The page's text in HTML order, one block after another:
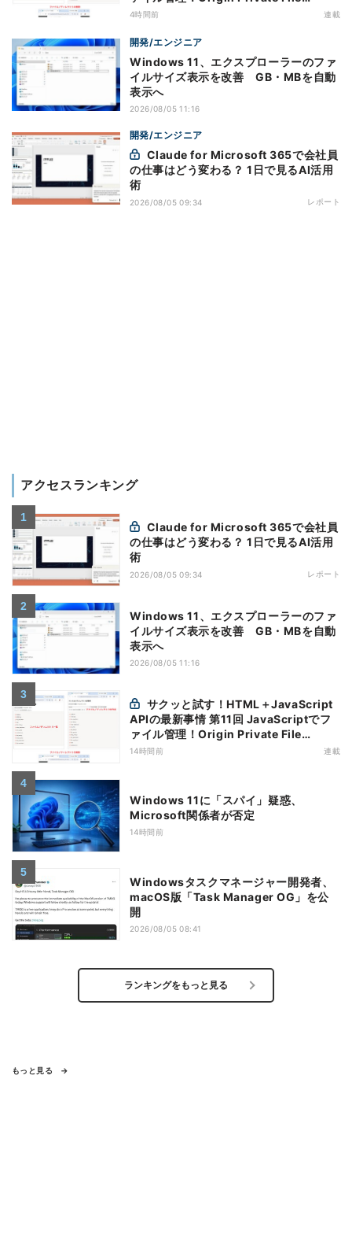
Systemを活用する
4時間前 連載
開発/エンジニア
Windows 11、エクスプローラーのファ
イルサイズ表示を改善 GB・MBを自動
表示へ
2026/08/05 11:16
開発/エンジニア
の仕事はどう変わる？ 1日で見るAI活用
術
2026/08/05 09:34 レポート
アクセスランキング
の仕事はどう変わる？ 1日で見るAI活用
術
2026/08/05 09:34 レポート
Windows 11、エクスプローラーのファ
イルサイズ表示を改善 GB・MBを自動
表示へ
2026/08/05 11:16
APIの最新事情 第11回 JavaScriptでフ
ァイル管理！Origin Private File
Systemを活用する
14時間前 連載
Windows 11に「スパイ」疑惑、
Microsoft関係者が否定
14時間前
Windowsタスクマネージャー開発者、
macOS版「Task Manager OG」を公
開
2026/08/05 08:41
ランキングをもっと見る
もっと見る